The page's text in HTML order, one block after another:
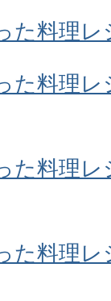
た料理
た料理
た料理
た料理